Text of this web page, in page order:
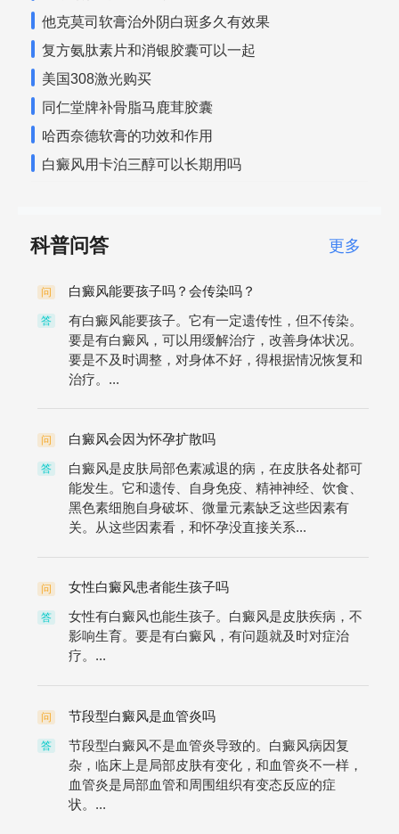
他克莫司软膏治外阴白斑多久有效果
复方氨肽素片和消银胶囊可以一起
美国308激光购买
同仁堂牌补骨脂马鹿茸胶囊
哈西奈德软膏的功效和作用
白癜风用卡泊三醇可以长期用吗
科普问答 更多
问 白癜风能要孩子吗？会传染吗？
答
有白癜风能要孩子。它有一定遗传性，但不传染。
要是有白癜风，可以用缓解治疗，改善身体状况。
要是不及时调整，对身体不好，得根据情况恢复和
治疗。...
问 白癜风会因为怀孕扩散吗
答
白癜风是皮肤局部色素减退的病，在皮肤各处都可
能发生。它和遗传、自身免疫、精神神经、饮食、
黑色素细胞自身破坏、微量元素缺乏这些因素有
关。从这些因素看，和怀孕没直接关系...
问 女性白癜风患者能生孩子吗
答
女性有白癜风也能生孩子。白癜风是皮肤疾病，不
影响生育。要是有白癜风，有问题就及时对症治
疗。...
问 节段型白癜风是血管炎吗
答
节段型白癜风不是血管炎导致的。白癜风病因复
杂，临床上是局部皮肤有变化，和血管炎不一样，
血管炎是局部血管和周围组织有变态反应的症
状。...